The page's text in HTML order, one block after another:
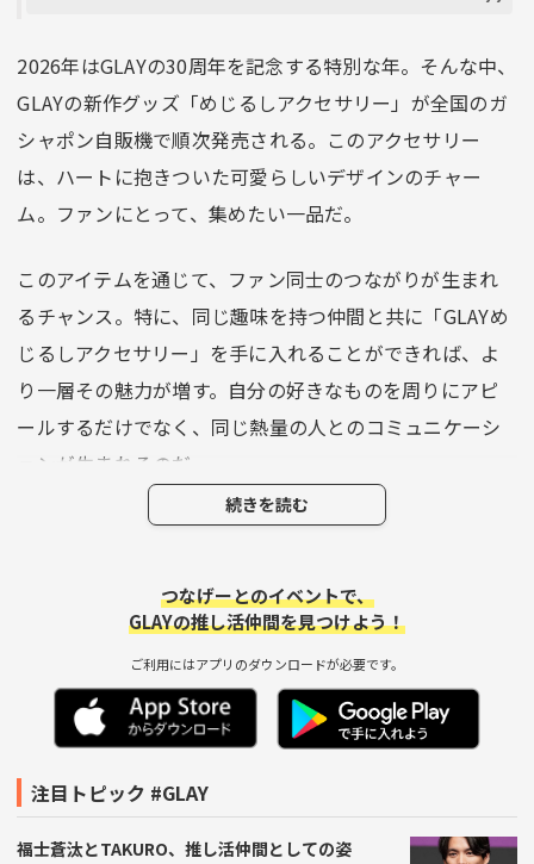
2026年はGLAYの30周年を記念する特別な年。そんな中、
GLAYの新作グッズ「めじるしアクセサリー」が全国のガ
シャポン自販機で順次発売される。このアクセサリー
は、ハートに抱きついた可愛らしいデザインのチャー
ム。ファンにとって、集めたい一品だ。
このアイテムを通じて、ファン同士のつながりが生まれ
るチャンス。特に、同じ趣味を持つ仲間と共に「GLAYめ
じるしアクセサリー」を手に入れることができれば、よ
り一層その魅力が増す。自分の好きなものを周りにアピ
ールするだけでなく、同じ熱量の人とのコミュニケーシ
ョンが生まれるのだ。
例えば、グッズのシェア会を開いてみるのも面白い。誰
とした交流の場を設けることができる。ガシャポンでの
入手難易度もあって、集めた数やデザインを語るだけ
で、話が大いに盛り上がるはず。仲間と一緒に話題のチ
ャームを手に入れたら、SNSにアップしてみることもお
忘れなく！「これ見つけた！」「可愛いよね！」といっ
た投稿を共有すれば、さらに新しい繋がりが生まれるか
もしれない。
続きを読む
つなげーとのイベントで、
GLAYの推し活仲間を見つけよう！
ご利用にはアプリのダウンロードが必要です。
注目トピック #GLAY
福士蒼汰とTAKURO、推し活仲間としての姿